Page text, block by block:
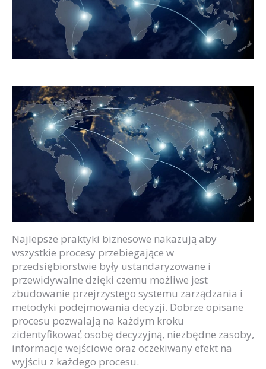
Najlepsze praktyki biznesowe nakazują aby
wszystkie procesy przebiegające w
przedsiębiorstwie były ustandaryzowane i
przewidywalne dzięki czemu możliwe jest
zbudowanie przejrzystego systemu zarządzania i
metodyki podejmowania decyzji. Dobrze opisane
procesu pozwalają na każdym kroku
zidentyfikować osobę decyzyjną, niezbędne zasoby,
informacje wejściowe oraz oczekiwany efekt na
wyjściu z każdego procesu.